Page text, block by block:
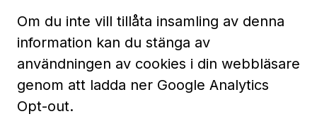
Om du inte vill tillåta insamling av denna
information kan du stänga av
användningen av cookies i din webbläsare
genom att ladda ner Google Analytics
Opt-out.